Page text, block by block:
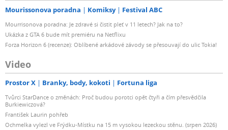
Mourissonova poradna Komiksy Festival ABC
Mourrisonova poradna: Je zdravé si čistit pleť v 11 letech? Jak na to?
Ukázka z GTA 6 bude mít premiéru na Netflixu
Forza Horizon 6 (recenze): Oblíbené arkádové závody se přesouvají do ulic Tokia!
Video
Prostor X Branky, body, kokoti Fortuna liga
Tvůrci StarDance o změnách: Proč budou porotci opět čtyři a čím přesvědčila
Burkiewiczová?
František Laurin pohřeb
Ochmelka vylezl ve Frýdku-Místku na 15 m vysokou lezeckou stěnu. (srpen 2026)